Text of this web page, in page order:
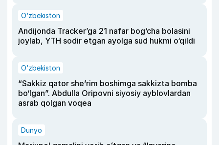
O‘zbekiston
Andijonda Tracker’ga 21 nafar bog‘cha bolasini
joylab, YTH sodir etgan ayolga sud hukmi o‘qildi
O‘zbekiston
“Sakkiz qator she’rim boshimga sakkizta bomba
bo‘lgan”. Abdulla Oripovni siyosiy ayblovlardan
asrab qolgan voqea
Dunyo